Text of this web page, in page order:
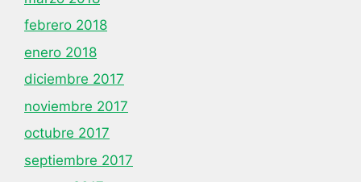
febrero 2018
enero 2018
diciembre 2017
noviembre 2017
octubre 2017
septiembre 2017